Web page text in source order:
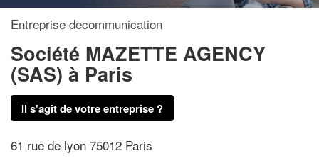
Entreprise decommunication
Société MAZETTE AGENCY
(SAS) à Paris
Il s'agit de votre entreprise ?
61 rue de lyon 75012 Paris